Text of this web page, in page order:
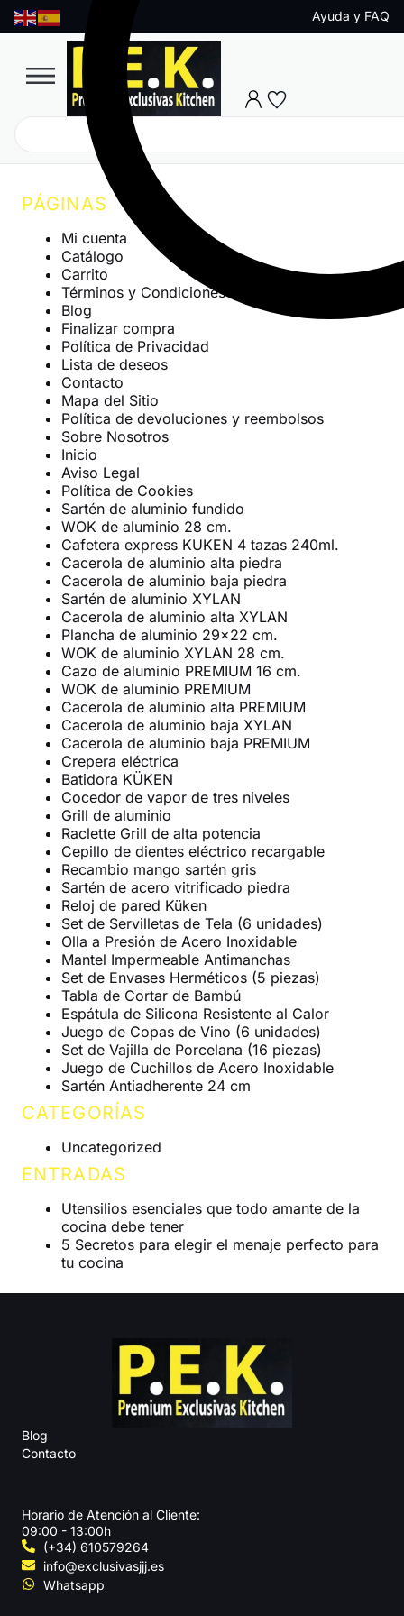
Ayuda y FAQ
PÁGINAS
Mi cuenta
Catálogo
Carrito
Términos y Condiciones
Blog
Finalizar compra
Política de Privacidad
Lista de deseos
Contacto
Mapa del Sitio
Política de devoluciones y reembolsos
Sobre Nosotros
Inicio
Aviso Legal
Política de Cookies
Sartén de aluminio fundido
WOK de aluminio 28 cm.
Cafetera express KUKEN 4 tazas 240ml.
Cacerola de aluminio alta piedra
Cacerola de aluminio baja piedra
Sartén de aluminio XYLAN
Cacerola de aluminio alta XYLAN
Plancha de aluminio 29×22 cm.
WOK de aluminio XYLAN 28 cm.
Cazo de aluminio PREMIUM 16 cm.
WOK de aluminio PREMIUM
Cacerola de aluminio alta PREMIUM
Cacerola de aluminio baja XYLAN
Cacerola de aluminio baja PREMIUM
Crepera eléctrica
Batidora KÜKEN
Cocedor de vapor de tres niveles
Grill de aluminio
Raclette Grill de alta potencia
Cepillo de dientes eléctrico recargable
Recambio mango sartén gris
Sartén de acero vitrificado piedra
Reloj de pared Küken
Set de Servilletas de Tela (6 unidades)
Olla a Presión de Acero Inoxidable
Mantel Impermeable Antimanchas
Set de Envases Herméticos (5 piezas)
Tabla de Cortar de Bambú
Espátula de Silicona Resistente al Calor
Juego de Copas de Vino (6 unidades)
Set de Vajilla de Porcelana (16 piezas)
Juego de Cuchillos de Acero Inoxidable
Sartén Antiadherente 24 cm
CATEGORÍAS
Uncategorized
ENTRADAS
Utensilios esenciales que todo amante de la
cocina debe tener
5 Secretos para elegir el menaje perfecto para
tu cocina
Blog
Contacto
Horario de Atención al Cliente:
09:00 - 13:00h
(+34) 610579264
info@exclusivasjjj.es
Whatsapp